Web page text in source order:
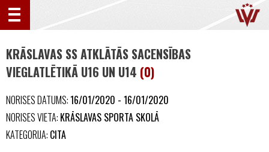
KRĀSLAVAS SS ATKLĀTĀS SACENSĪBAS
VIEGLATLĒTIKĀ U16 UN U14 (0)
NORISES DATUMS:16/01/2020 - 16/01/2020
NORISES VIETA: KRĀSLAVAS SPORTA SKOLĀ
KATEGORIJA: CITA